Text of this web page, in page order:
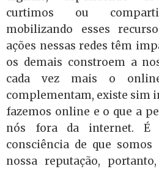
curtimos ou
mobilizando esses
ações nessas redes têm
os demais constroem a
cada vez mais o
complementam, existe sim
fazemos online e o que a
nós fora da internet. É
consciência de que somos
nossa reputação,